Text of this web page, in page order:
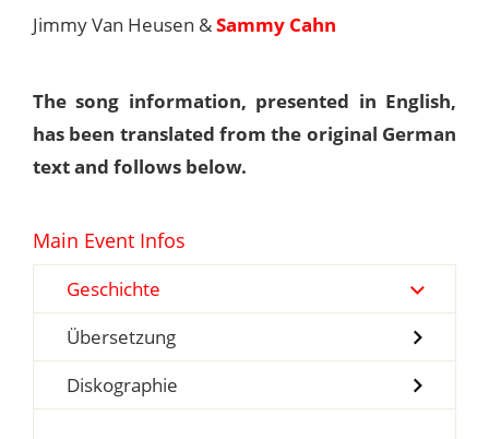
Jimmy Van Heusen &Sammy Cahn
The song information, presented in English,
has been translated from the original German
text and follows below.
Main Event Infos
Geschichte
Übersetzung
Diskographie